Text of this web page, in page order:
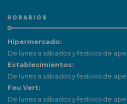
HORARIOS
Hipermercado:
De lunes a sábados y festivos de
Establecimientos:
De lunes a sábados y festivos de
Feu Vert:
De lunes a sábados y festivos de